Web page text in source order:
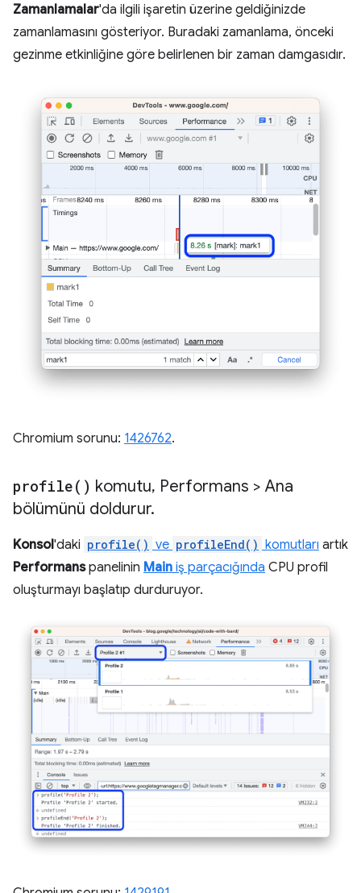
Zamanlamalar'da ilgili işaretin üzerine geldiğinizde
zamanlamasını gösteriyor. Buradaki zamanlama, önceki
gezinme etkinliğine göre belirlenen bir zaman damgasıdır.
Chromium sorunu: 1426762.
profile( ) komutu, Performans > Ana
bölümünü doldurur.
Konsol'daki profile() ve profileEnd() komutları artık
Performanspanelinin Main iş parçacığında CPU profil
oluşturmayı başlatıp durduruyor.